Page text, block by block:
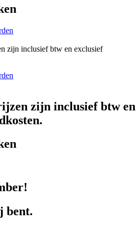
zijn inclusief btw en exclusief
zijn inclusief btw en
bent.